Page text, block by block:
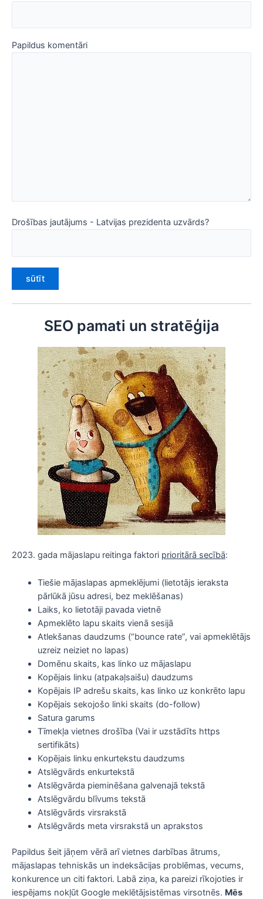
Papildus komentāri
Drošības jautājums - Latvijas prezidenta uzvārds?
SEO pamati un stratēģija
2023. gada mājaslapu reitinga faktori prioritārā secībā:
Tiešie mājaslapas apmeklējumi (lietotājs ieraksta
pārlūkā jūsu adresi, bez meklēšanas)
Laiks, ko lietotāji pavada vietnē
Apmeklēto lapu skaits vienā sesijā
Atlekšanas daudzums (“bounce rate”, vai apmeklētājs
uzreiz neiziet no lapas)
Domēnu skaits, kas linko uz mājaslapu
Kopējais linku (atpakaļsaišu) daudzums
Kopējais IP adrešu skaits, kas linko uz konkrēto lapu
Kopējais sekojošo linki skaits (do-follow)
Satura garums
Tīmekļa vietnes drošība (Vai ir uzstādīts https
sertifikāts)
Kopējais linku enkurtekstu daudzums
Atslēgvārds enkurtekstā
Atslēgvārda pieminēšana galvenajā tekstā
Atslēgvārdu blīvums tekstā
Atslēgvārds virsrakstā
Atslēgvārds meta virsrakstā un aprakstos
Papildus šeit jāņem vērā arī vietnes darbības ātrums,
mājaslapas tehniskās un indeksācijas problēmas, vecums,
konkurence un citi faktori. Labā ziņa, ka pareizi rīkojoties ir
iespējams nokļūt Google meklētājsistēmas virsotnēs. Mēs